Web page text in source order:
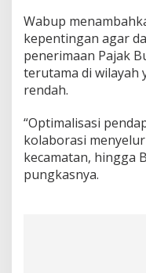
Wabup
kepentingan agar
penerimaan Pajak
terutama di wilayah
rendah.
“Optimalisasi
kolaborasi
kecamatan, hingga
pungkasnya.